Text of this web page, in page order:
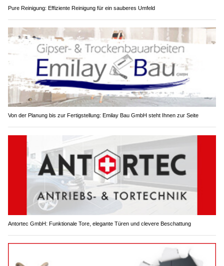
Pure Reinigung: Effiziente Reinigung für ein sauberes Umfeld
Von der Planung bis zur Fertigstellung: Emilay Bau GmbH steht Ihnen zur Seite
Antortec GmbH: Funktionale Tore, elegante Türen und clevere Beschattung